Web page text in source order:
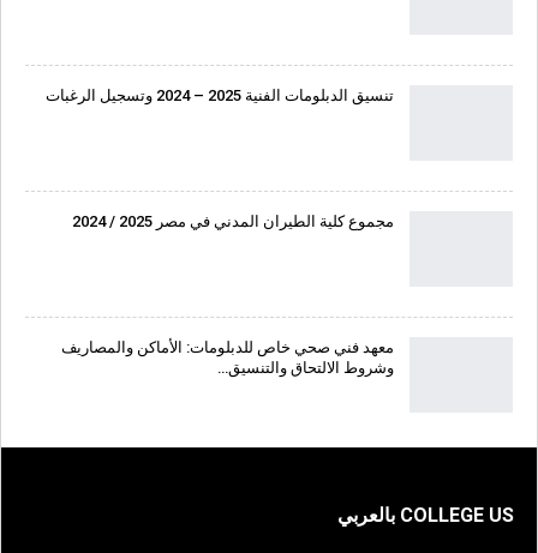
تنسيق الدبلومات الفنية 2025 – 2024 وتسجيل الرغبات
مجموع كلية الطيران المدني في مصر 2025 / 2024
معهد فني صحي خاص للدبلومات: الأماكن والمصاريف
وشروط الالتحاق والتنسيق…
COLLEGE US بالعربي